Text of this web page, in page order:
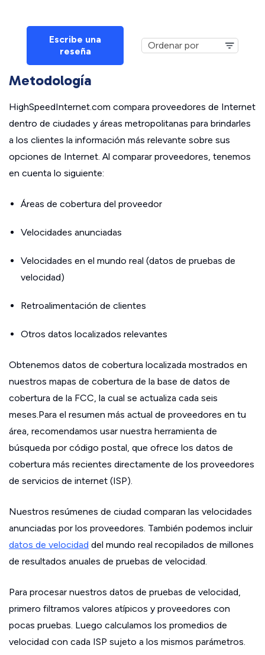
Escribe una
reseña
Metodología
HighSpeedInternet.com compara proveedores de Internet
dentro de ciudades y áreas metropolitanas para brindarles
a los clientes la información más relevante sobre sus
opciones de Internet. Al comparar proveedores, tenemos
en cuenta lo siguiente:
Áreas de cobertura del proveedor
Velocidades anunciadas
Velocidades en el mundo real (datos de pruebas de
velocidad)
Retroalimentación de clientes
Otros datos localizados relevantes
Obtenemos datos de cobertura localizada mostrados en
nuestros mapas de cobertura de la base de datos de
cobertura de la FCC, la cual se actualiza cada seis
meses.Para el resumen más actual de proveedores en tu
área, recomendamos usar nuestra herramienta de
búsqueda por código postal, que ofrece los datos de
cobertura más recientes directamente de los proveedores
de servicios de internet (ISP).
Nuestros resúmenes de ciudad comparan las velocidades
anunciadas por los proveedores. También podemos incluir
datos de velocidad del mundo real recopilados de millones
de resultados anuales de pruebas de velocidad.
Para procesar nuestros datos de pruebas de velocidad,
primero filtramos valores atípicos y proveedores con
pocas pruebas. Luego calculamos los promedios de
velocidad con cada ISP sujeto a los mismos parámetros.